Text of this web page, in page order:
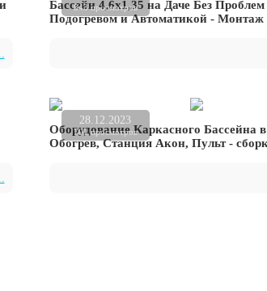
843 просмотров
Бассейн 4,6х1,35 на Даче Без Проблем
Подогревом и Автоматикой - Монтаж
28.12.2023
701 просмотров
Оборудование Каркасного Бассейна
Обогрев, Станция Акон, Пульт -